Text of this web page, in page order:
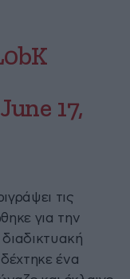
June 17,
τις
για την
ένα